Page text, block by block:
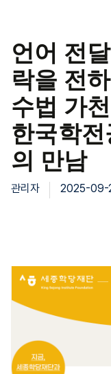
언어 전
락을 전
수법 가
한국학
의 만남
관리자 2025-09-